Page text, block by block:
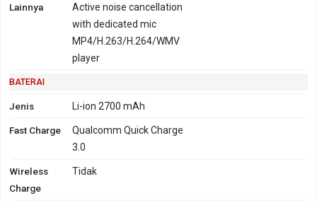
Lainnya
Active noise cancellation
with dedicated mic
MP4/H.263/H.264/WMV
player
BATERAI
Jenis Li-ion 2700 mAh
Fast Charge
Qualcomm Quick Charge
3.0
Wireless
Charge
Tidak